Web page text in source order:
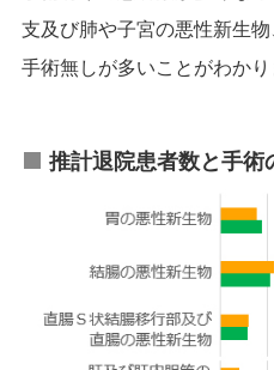
支及び肺や子宮の悪性新生
手術無しが多いことがわかり
推計退院患者数と手術